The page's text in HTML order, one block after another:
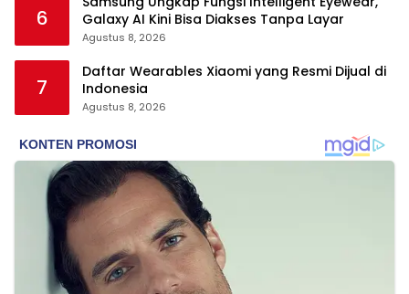
6
Galaxy AI Kini Bisa Diakses Tanpa Layar
Agustus 8, 2026
7
Daftar Wearables Xiaomi yang Resmi Dijual di
Indonesia
Agustus 8, 2026